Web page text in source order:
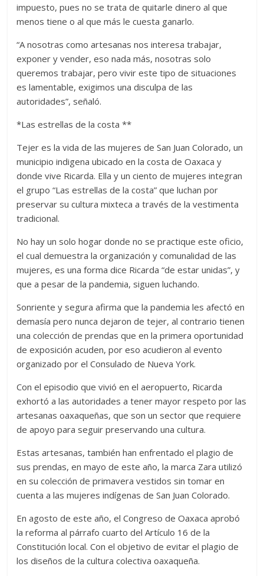
impuesto, pues no se trata de quitarle dinero al que
menos tiene o al que más le cuesta ganarlo.
“A nosotras como artesanas nos interesa trabajar,
exponer y vender, eso nada más, nosotras solo
queremos trabajar, pero vivir este tipo de situaciones
es lamentable, exigimos una disculpa de las
autoridades”, señaló.
*Las estrellas de la costa **
Tejer es la vida de las mujeres de San Juan Colorado, un
municipio indigena ubicado en la costa de Oaxaca y
donde vive Ricarda. Ella y un ciento de mujeres integran
el grupo “Las estrellas de la costa” que luchan por
preservar su cultura mixteca a través de la vestimenta
tradicional.
No hay un solo hogar donde no se practique este oficio,
el cual demuestra la organización y comunalidad de las
mujeres, es una forma dice Ricarda “de estar unidas”, y
que a pesar de la pandemia, siguen luchando.
Sonriente y segura afirma que la pandemia les afectó en
demasía pero nunca dejaron de tejer, al contrario tienen
una colección de prendas que en la primera oportunidad
de exposición acuden, por eso acudieron al evento
organizado por el Consulado de Nueva York.
Con el episodio que vivió en el aeropuerto, Ricarda
exhortó a las autoridades a tener mayor respeto por las
artesanas oaxaqueñas, que son un sector que requiere
de apoyo para seguir preservando una cultura.
Estas artesanas, también han enfrentado el plagio de
sus prendas, en mayo de este año, la marca Zara utilizó
en su colección de primavera vestidos sin tomar en
cuenta a las mujeres indígenas de San Juan Colorado.
En agosto de este año, el Congreso de Oaxaca aprobó
la reforma al párrafo cuarto del Artículo 16 de la
Constitución local. Con el objetivo de evitar el plagio de
los diseños de la cultura colectiva oaxaqueña.